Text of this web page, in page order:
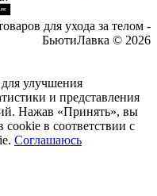
для ухода за телом -
БьютиЛавка © 2026
улучшения
и представления
Нажав «Принять», вы
cookie в соответствии с
Соглашаюсь